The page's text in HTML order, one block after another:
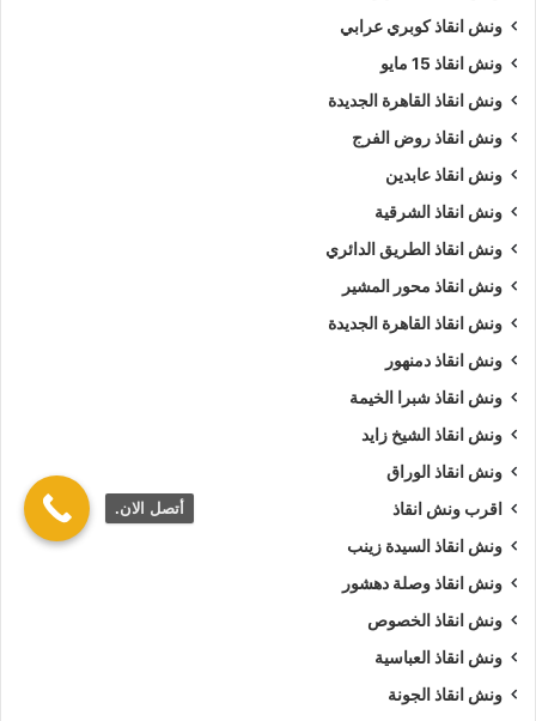
ونش انقاذ كوبري عرابي
ونش انقاذ 15 مايو
ونش انقاذ القاهرة الجديدة
ونش انقاذ روض الفرج
ونش انقاذ عابدين
ونش انقاذ الشرقية
ونش انقاذ الطريق الدائري
ونش انقاذ محور المشير
ونش انقاذ القاهرة الجديدة
ونش انقاذ دمنهور
ونش انقاذ شبرا الخيمة
ونش انقاذ الشيخ زايد
ونش انقاذ الوراق
اقرب ونش انقاذ
ونش انقاذ السيدة زينب
ونش انقاذ وصلة دهشور
ونش انقاذ الخصوص
ونش انقاذ العباسية
ونش انقاذ الجونة
أتصل الان.